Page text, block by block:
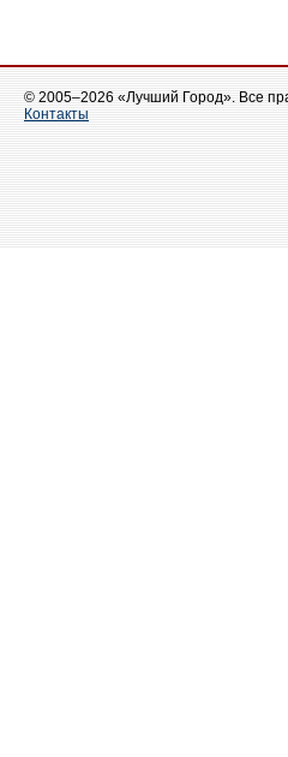
© 2005–2026 «Лучший Город». Все
Контакты